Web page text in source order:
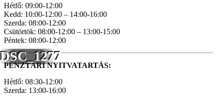
DSC_1277
Hétfő: 09:00-12:00
Kedd: 10:00-12:00 – 14:00-16:00
Szerda: 08:00-12:00
Csütörtök: 08:00-12:00 – 13:00-15:00
Péntek: 08:00-12:00
PÉNZTÁRI NYITVATARTÁS:
Hétfő: 08:30-12:00
Szerda: 13:00-16:00